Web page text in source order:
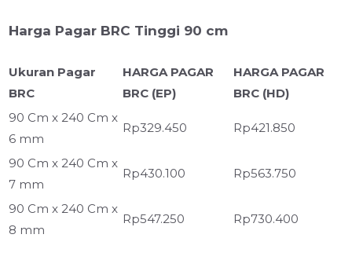
Harga Pagar BRC Tinggi 90 cm
Ukuran Pagar
BRC
HARGA PAGAR
BRC (EP)
HARGA PAGAR
BRC (HD)
90 Cm x 240 Cm x
6 mm
Rp329.450 Rp421.850
90 Cm x 240 Cm x
7 mm
Rp430.100 Rp563.750
90 Cm x 240 Cm x
8 mm
Rp547.250 Rp730.400